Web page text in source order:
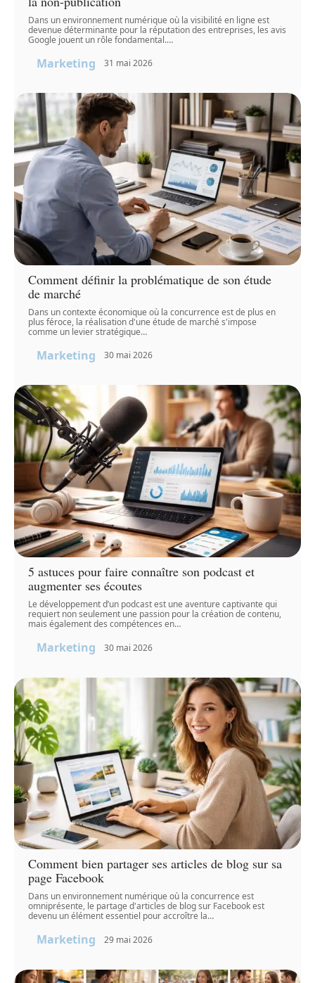
Dans un environnement numérique où la visibilité en ligne est
devenue déterminante pour la réputation des entreprises, les avis
Google jouent un rôle fondamental.…
Marketing 31 mai 2026
Comment définir la problématique de son étude
de marché
Dans un contexte économique où la concurrence est de plus en
plus féroce, la réalisation d'une étude de marché s'impose
comme un levier stratégique…
Marketing 30 mai 2026
5 astuces pour faire connaître son podcast et
augmenter ses écoutes
Le développement d’un podcast est une aventure captivante qui
requiert non seulement une passion pour la création de contenu,
mais également des compétences en…
Marketing 30 mai 2026
Comment bien partager ses articles de blog sur sa
page Facebook
Dans un environnement numérique où la concurrence est
omniprésente, le partage d'articles de blog sur Facebook est
devenu un élément essentiel pour accroître la…
Marketing 29 mai 2026